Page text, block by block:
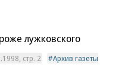
лужковского
стр. 2
Архив газеты